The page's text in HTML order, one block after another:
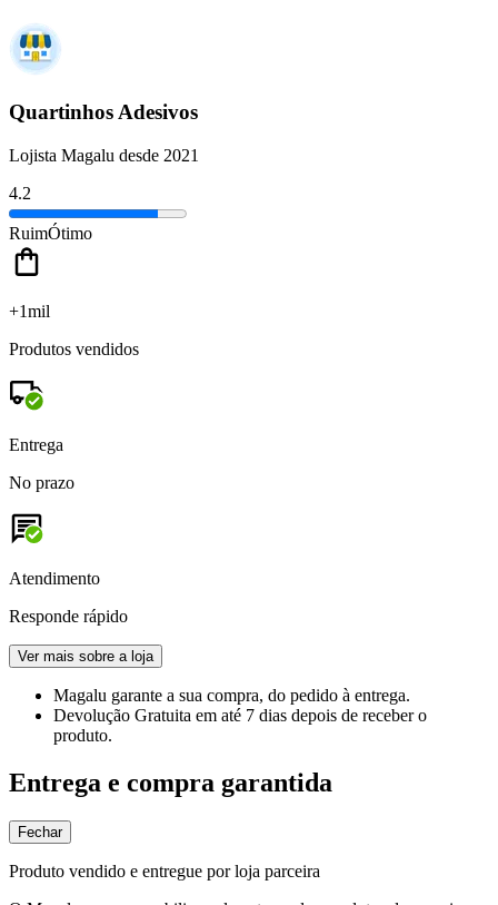
Quartinhos Adesivos
Lojista Magalu desde 2021
4.2
RuimÓtimo
+1mil
Produtos vendidos
Entrega
No prazo
Atendimento
Responde rápido
Ver mais sobre a loja
Magalu garante a sua compra, do pedido à entrega.
Devolução Gratuita em até 7 dias depois de receber o
produto.
Entrega e compra garantida
Fechar
Produto vendido e entregue por loja parceira